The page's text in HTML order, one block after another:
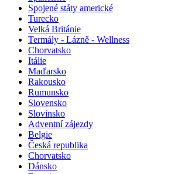
Spojené státy americké
Turecko
Velká Británie
Termály - Lázně - Wellness
Chorvatsko
Itálie
Maďarsko
Rakousko
Rumunsko
Slovensko
Slovinsko
Adventní zájezdy
Belgie
Česká republika
Chorvatsko
Dánsko